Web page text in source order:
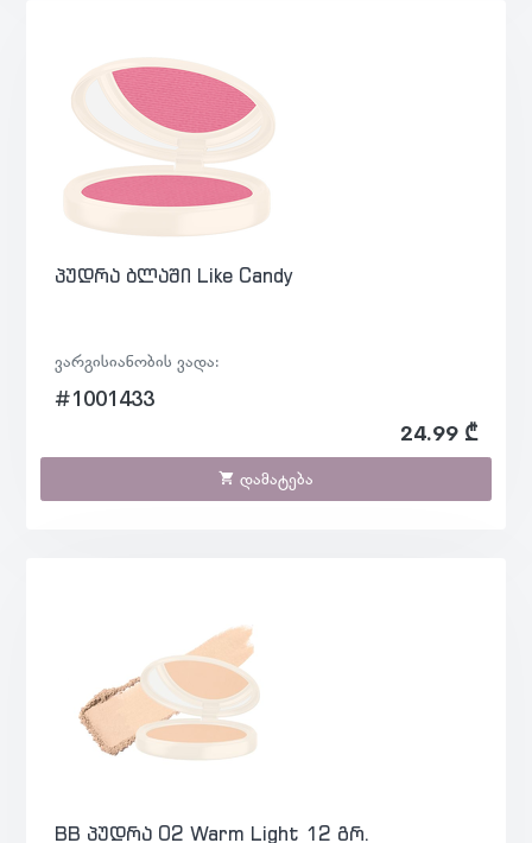
პუდრა ბლაში Like Candy
ვარგისიანობის ვადა:
#1001433
24.99 ₾
დამატება
BB პუდრა 02 Warm Light 12 გრ.